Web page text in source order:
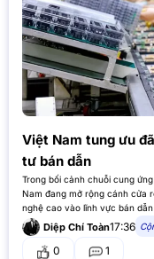
Việt Nam tung ưu
tư bán dẫn
Trong bối cảnh chuỗi cung
Nam đang mở rộng cánh cửa
nghệ cao vào lĩnh vực bán
Diệp Chí Toàn17:36
0 1